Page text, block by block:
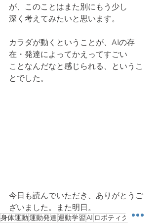
が、このことはまた別にもう少し
深く考えてみたいと思います。
カラダが動くということが、AIの存
在・発達によってかえってすごい
ことなんだなと感じられる、というこ
とでした。
今日も読んでいただき、ありがとうご
ざいました。また明日。
身体運動運動発達運動学習AI ロボティクス